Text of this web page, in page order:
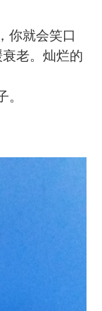
你就会笑口
老。灿烂的